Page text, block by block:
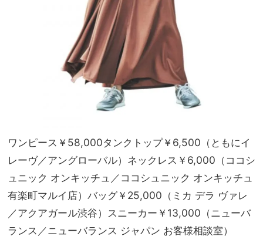
ワンピース￥58,000タンクトップ￥6,500（ともにイ
レーヴ／アングローバル）ネックレス￥6,000（ココシ
ュニック オンキッチュ／ココシュニック オンキッチュ
有楽町マルイ店）バッグ￥25,000（ミカ デラ ヴァレ
／アクアガール渋谷）スニーカー￥13,000（ニューバ
ランス／ニューバランス ジャパン お客様相談室）